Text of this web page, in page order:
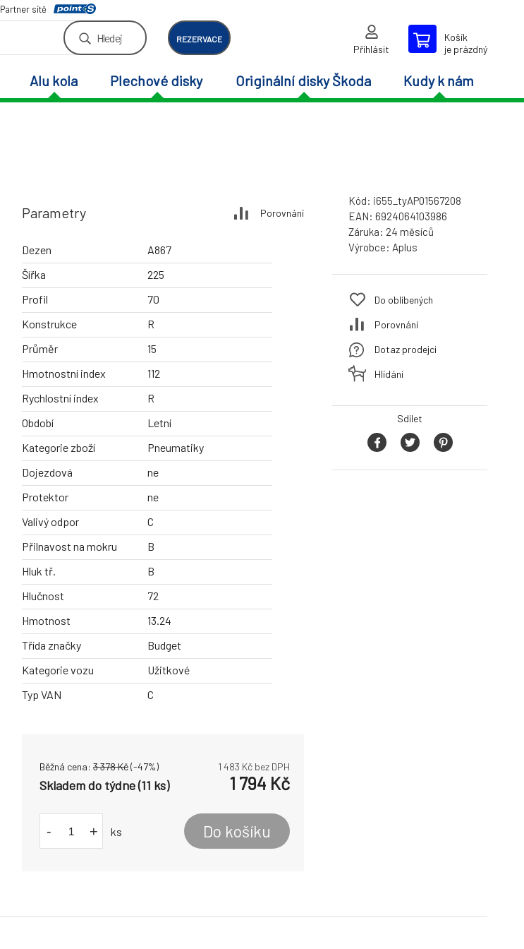
Partner sítě
Hledej REZERVACE
Přihlásit
Košík
je prázdný
Alu kola Plechové disky Originální disky Škoda Kudy k nám
Parametry Porovnání
Dezen
A867
Šířka
225
Profil
70
Konstrukce
R
Průměr
15
Hmotnostní index
112
Rychlostní index
R
Období
Letní
Kategorie zboží
Pneumatiky
Dojezdová
ne
Protektor
ne
Valivý odpor
C
Přilnavost na mokru
B
Hluk tř.
B
Hlučnost
72
Hmotnost
13.24
Třída značky
Budget
Kategorie vozu
Užitkové
Typ VAN
C
Běžná cena: 3 378Kč(-47%) 1 483 Kč bez DPH
Skladem do týdne (11 ks) 1 794 Kč
- + ks Do košíku
Kód: i655_tyAP01567208
EAN: 6924064103986
Záruka: 24 měsíců
Výrobce: Aplus
Do oblíbených
Porovnání
Dotaz prodejci
Hlídání
Sdílet